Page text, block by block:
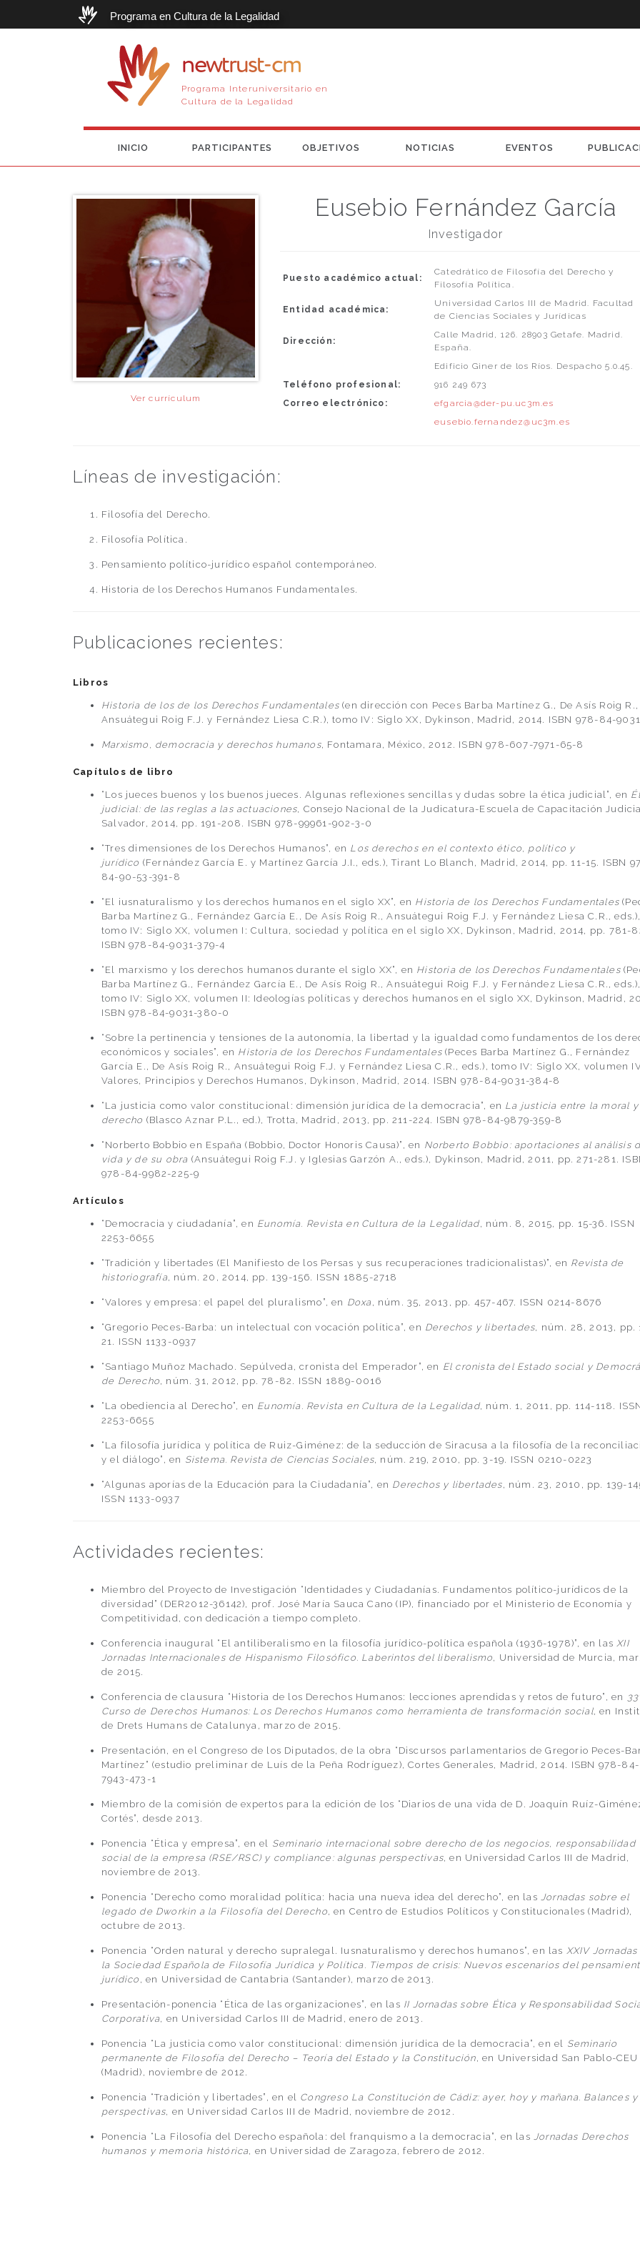
Programa en Cultura de la Legalidad
newtrust-cm
Programa Interuniversitario en
Cultura de la Legalidad
INICIO PARTICIPANTES OBJETIVOS NOTICIAS EVENTOS
Ver currículum
Eusebio Fernández García
Investigador
Puesto académico actual:
Catedrático de Filosofía del Derecho y
Filosofía Política.
Entidad académica:
Universidad Carlos III de Madrid. Facultad
de Ciencias Sociales y Jurídicas
Dirección:
Calle Madrid, 126. 28903 Getafe. Madrid.
España.
Edificio Giner de los Ríos. Despacho 5.0.45.
Teléfono profesional:
916 249 673
Correo electrónico:
efgarcia@der-pu.uc3m.es
eusebio.fernandez@uc3m.es
Líneas de investigación:
Filosofía del Derecho.
Filosofía Política.
Pensamiento político-jurídico español contemporáneo.
Historia de los Derechos Humanos Fundamentales.
Publicaciones recientes:
Libros
Historia de los de los Derechos Fundamentales (en dirección con Peces Barba Martínez G., De Asís Roig R.,
Ansuátegui Roig F.J. y Fernández Liesa C.R.), tomo IV: Siglo XX, Dykinson, Madrid, 2014. ISBN 978-84-
Marxismo, democracia y derechos humanos, Fontamara, México, 2012. ISBN 978-607-7971-65-8
Capítulos de libro
“Los jueces buenos y los buenos jueces. Algunas reflexiones sencillas y dudas sobre la ética judicial”, en
judicial: de las reglas a las actuaciones, Consejo Nacional de la Judicatura-Escuela de Capacitación
Salvador, 2014, pp. 191-208. ISBN 978-99961-902-3-0
“Tres dimensiones de los Derechos Humanos”, en Los derechos en el contexto ético, político y
jurídico (Fernández García E. y Martínez García J.I., eds.), Tirant Lo Blanch, Madrid, 2014, pp. 11-15. ISBN
84-90-53-391-8
“El iusnaturalismo y los derechos humanos en el siglo XX”, en Historia de los Derechos Fundamentales
Barba Martínez G., Fernández García E., De Asís Roig R., Ansuátegui Roig F.J. y Fernández Liesa C.R., eds.),
tomo IV: Siglo XX, volumen I: Cultura, sociedad y política en el siglo XX, Dykinson, Madrid, 2014, pp. 781-
ISBN 978-84-9031-379-4
“El marxismo y los derechos humanos durante el siglo XX”, en Historia de los Derechos Fundamentales
Barba Martínez G., Fernández García E., De Asís Roig R., Ansuátegui Roig F.J. y Fernández Liesa C.R., eds.),
tomo IV: Siglo XX, volumen II: Ideologías políticas y derechos humanos en el siglo XX, Dykinson, Madrid,
ISBN 978-84-9031-380-0
“Sobre la pertinencia y tensiones de la autonomía, la libertad y la igualdad como fundamentos de los
económicos y sociales”, en Historia de los Derechos Fundamentales(Peces Barba Martínez G., Fernández
García E., De Asís Roig R., Ansuátegui Roig F.J. y Fernández Liesa C.R., eds.), tomo IV: Siglo XX, volumen
Valores, Principios y Derechos Humanos, Dykinson, Madrid, 2014. ISBN 978-84-9031-384-8
“La justicia como valor constitucional: dimensión jurídica de la democracia”, en La justicia entre la moral
derecho (Blasco Aznar P.L., ed.), Trotta, Madrid, 2013, pp. 211-224. ISBN 978-84-9879-359-8
“Norberto Bobbio en España (Bobbio, Doctor Honoris Causa)”, en Norberto Bobbio: aportaciones al análisis
vida y de su obra (Ansuátegui Roig F.J. y Iglesias Garzón A., eds.), Dykinson, Madrid, 2011, pp. 271-281.
978-84-9982-225-9
Artículos
“Democracia y ciudadanía”, en Eunomía. Revista en Cultura de la Legalidad, núm. 8, 2015, pp. 15-36. ISSN
2253-6655
“Tradición y libertades (El Manifiesto de los Persas y sus recuperaciones tradicionalistas)”, en Revista de
historiografía, núm. 20, 2014, pp. 139-156. ISSN 1885-2718
“Valores y empresa: el papel del pluralismo”, en Doxa , núm. 35, 2013, pp. 457-467. ISSN 0214-8676
“Gregorio Peces-Barba: un intelectual con vocación política”, en Derechos y libertades, núm. 28, 2013, pp.
21. ISSN 1133-0937
“Santiago Muñoz Machado. Sepúlveda, cronista del Emperador”, en El cronista del Estado social y
de Derecho, núm. 31, 2012, pp. 78-82. ISSN 1889-0016
“La obediencia al Derecho”, en Eunomía. Revista en Cultura de la Legalidad, núm. 1, 2011, pp. 114-118.
2253-6655
“La filosofía jurídica y política de Ruiz-Giménez: de la seducción de Siracusa a la filosofía de la
y el diálogo”, en Sistema. Revista de Ciencias Sociales, núm. 219, 2010, pp. 3-19. ISSN 0210-0223
“Algunas aporías de la Educación para la Ciudadanía”, en Derechos y libertades, núm. 23, 2010, pp. 139-
ISSN 1133-0937
Actividades recientes:
Miembro del Proyecto de Investigación “Identidades y Ciudadanías. Fundamentos político-jurídicos de la
diversidad” (DER2012-36142), prof. José María Sauca Cano (IP), financiado por el Ministerio de Economía y
Competitividad, con dedicación a tiempo completo.
Conferencia inaugural “El antiliberalismo en la filosofía jurídico-política española (1936-1978)”, en lasXII
Jornadas Internacionales de Hispanismo Filosófico. Laberintos del liberalismo, Universidad de Murcia,
de 2015.
Conferencia de clausura “Historia de los Derechos Humanos: lecciones aprendidas y retos de futuro”, en
Curso de Derechos Humanos: Los Derechos Humanos como herramienta de transformación social, en
de Drets Humans de Catalunya, marzo de 2015.
Presentación, en el Congreso de los Diputados, de la obra “Discursos parlamentarios de Gregorio Peces-
Martínez” (estudio preliminar de Luís de la Peña Rodríguez), Cortes Generales, Madrid, 2014. ISBN 978-84-
7943-473-1
Miembro de la comisión de expertos para la edición de los “Diarios de una vida de D. Joaquín Ruíz-
Cortés”, desde 2013.
Ponencia “Ética y empresa”, en el Seminario internacional sobre derecho de los negocios, responsabilidad
social de la empresa (RSE/RSC) y compliance: algunas perspectivas, en Universidad Carlos III de Madrid,
noviembre de 2013.
Ponencia “Derecho como moralidad política: hacia una nueva idea del derecho”, en las Jornadas sobre el
legado de Dworkin a la Filosofía del Derecho, en Centro de Estudios Políticos y Constitucionales (Madrid),
octubre de 2013.
Ponencia “Orden natural y derecho supralegal. Iusnaturalismo y derechos humanos”, en las XXIV Jornadas
la Sociedad Española de Filosofía Jurídica y Política. Tiempos de crisis: Nuevos escenarios del
jurídico , en Universidad de Cantabria (Santander), marzo de 2013.
Presentación-ponencia “Ética de las organizaciones”, en las II Jornadas sobre Ética y Responsabilidad
Corporativa, en Universidad Carlos III de Madrid, enero de 2013.
Ponencia “La justicia como valor constitucional: dimensión jurídica de la democracia”, en el Seminario
permanente de Filosofía del Derecho – Teoría del Estado y la Constitución, en Universidad San Pablo-CEU
(Madrid), noviembre de 2012.
Ponencia “Tradición y libertades”, en el Congreso La Constitución de Cádiz: ayer, hoy y mañana. Balances y
perspectivas, en Universidad Carlos III de Madrid, noviembre de 2012.
Ponencia “La Filosofía del Derecho española: del franquismo a la democracia”, en las Jornadas Derechos
humanos y memoria histórica, en Universidad de Zaragoza, febrero de 2012.